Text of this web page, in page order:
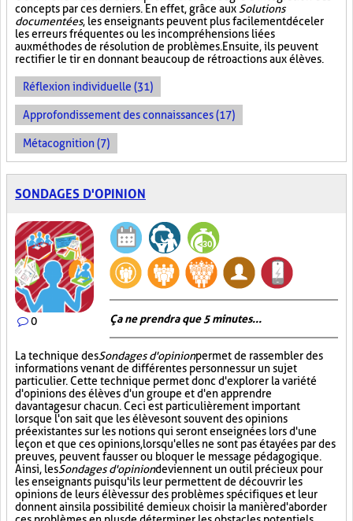
concepts par ces derniers. En effet, grâce aux Solutions
documentées, les enseignants peuvent plus facilement déceler
les erreurs fréquentes ou les incompréhensions liées
aux méthodes de résolution de problèmes. Ensuite, ils peuvent
rectifier le tir en donnant beaucoup de rétroactions aux élèves.
Réflexion individuelle (31)
Approfondissement des connaissances (17)
Métacognition (7)
SONDAGES D'OPINION
0 Ça ne prendra que 5 minutes...
La technique desSondages d'opinionpermet de rassembler des
informations venant de différentes personnes sur un sujet
particulier. Cette technique permet donc d'explorer la variété
d'opinions des élèves d'un groupe et d'en apprendre
davantage sur chacun. Ceci est particulièrement important
lorsque l'on sait que les élèves ont souvent des opinions
préexistantes sur les notions qui seront enseignées lors d'une
leçon et que ces opinions, lorsqu'elles ne sont pas étayées par des
preuves, peuvent fausser ou bloquer le message pédagogique.
Ainsi, lesSondages d'opiniondeviennent un outil précieux pour
les enseignants puisqu'ils leur permettent de découvrir les
opinions de leurs élèves sur des problèmes spécifiques et leur
donnent ainsi la possibilité de mieux choisir la manière d'aborder